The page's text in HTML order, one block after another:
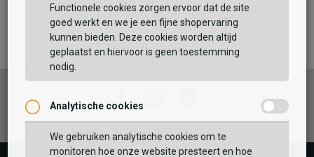
Maat:
TOEVOEGEN AAN WINKELTAS
GEBRUIK MIJN LOCATIE
Vaak samen gekocht met
Functionele cookies zorgen ervoor dat de site
goed werkt en we je een fijne shopervaring
kunnen bieden. Deze cookies worden altijd
geplaatst en hiervoor is geen toestemming
nodig.
Analytische cookies
We gebruiken analytische cookies om te
monitoren hoe onze website presteert en hoe